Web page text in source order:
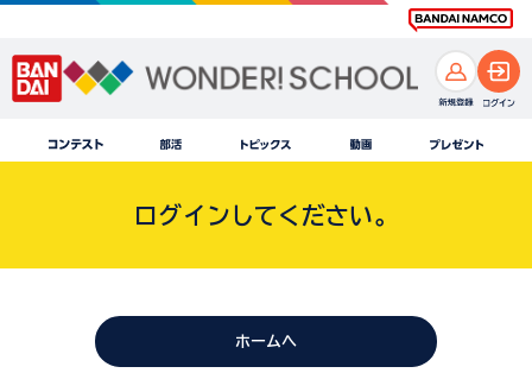
ログインしてください。
ホームへ